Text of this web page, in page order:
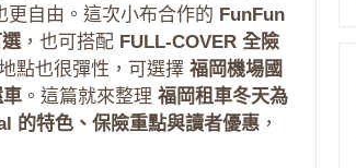
更自由。這次小布合作的 FunFun
，也可搭配 FULL-COVER 全險
點也很彈性，可選擇 福岡機場國
。這篇就來整理 福岡租車冬天為
的特色、保險重點與讀者優惠 ，